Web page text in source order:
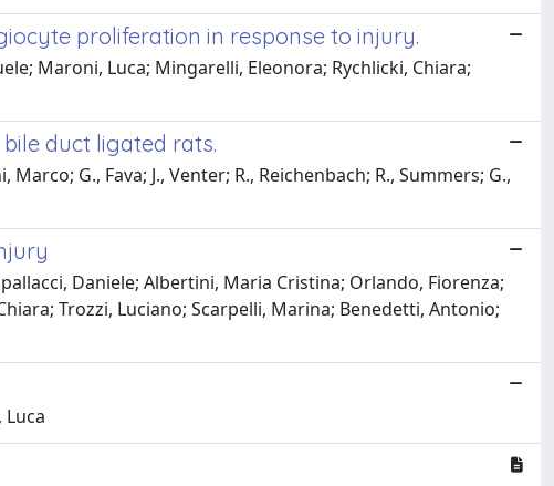
proliferation in response to injury.
Maroni, Luca; Mingarelli, Eleonora; Rychlicki, Chiara;
duct ligated rats.
G., Fava; J., Venter; R., Reichenbach; R., Summers; G.,
Daniele; Albertini, Maria Cristina; Orlando, Fiorenza;
Trozzi, Luciano; Scarpelli, Marina; Benedetti, Antonio;